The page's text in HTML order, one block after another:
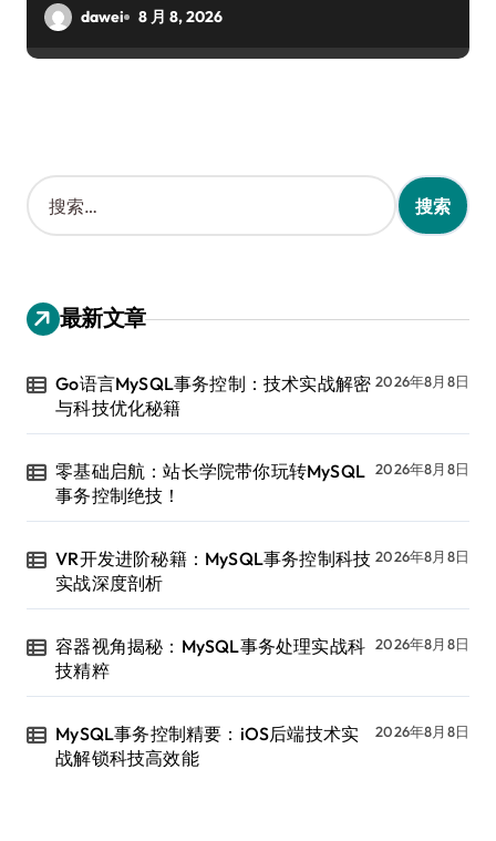
dawei 8 月 8, 2026
搜
索
：
最新文章
Go语言MySQL事务控制：技术实战解密
与科技优化秘籍
2026年8月8日
零基础启航：站长学院带你玩转MySQL
事务控制绝技！
2026年8月8日
VR开发进阶秘籍：MySQL事务控制科技
实战深度剖析
2026年8月8日
容器视角揭秘：MySQL事务处理实战科
技精粹
2026年8月8日
MySQL事务控制精要：iOS后端技术实
战解锁科技高效能
2026年8月8日